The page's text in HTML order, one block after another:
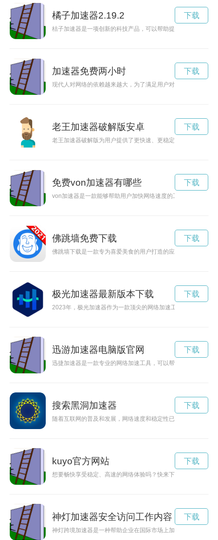
橘子加速器2.19.2
桔子加速器是一项创新的科技产品，可以帮助提高桔子生长速
下载
加速器免费两小时
现代人对网络的依赖越来越大，为了满足用户对高速网络的需
下载
老王加速器破解版安卓
老王加速器破解版为用户提供了更快速、更稳定的网络加速体
下载
免费von加速器有哪些
von加速器是一款能够帮助用户加快网络速度的工具，现在免费
下载
佛跳墙免费下载
佛跳墙下载是一款专为喜爱美食的用户打造的应用程序，通过
下载
极光加速器最新版本下载
2023年，极光加速器作为一款顶尖的网络加速工具，助力用户
下载
迅游加速器电脑版官网
迅捷加速器是一款专业的网络加速工具，可以帮助用户提升网
下载
搜索黑洞加速器
随着互联网的普及和发展，网络速度和稳定性已成为人们生活
下载
kuyo官方网站
想要畅快享受稳定、高速的网络体验吗？快来下载Kuyo加速器
下载
神灯加速器安全访问工作内容
神灯跨境加速器是一种帮助企业在国际市场上加速发展的工具
下载